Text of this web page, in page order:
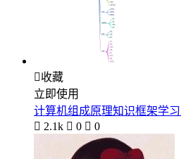
收藏
立即使用
计算机组成原理知识框架学
 2.1k  0  0